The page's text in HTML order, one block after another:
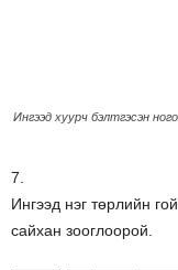
Ингээд хуурч бэлтгэсэн
7.
Ингээд нэг төрлийн
сайхан зооглоорой.